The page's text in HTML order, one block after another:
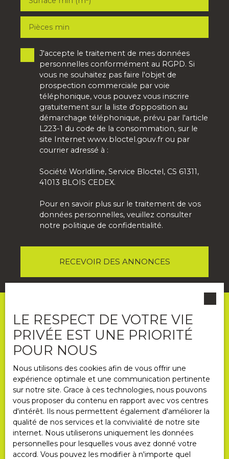
Pièces min
J'accepte le traitement de mes données
personnelles conformément au RGPD. Si
vous ne souhaitez pas faire l'objet de
prospection commerciale par voie
téléphonique, vous pouvez vous inscrire
gratuitement sur la liste d'opposition au
démarchage téléphonique, prévu par l'article
L223-1 du code de la consommation, sur le
site Internet www.bloctel.gouv.fr ou par
courrier adressé à :
Société Worldline, Service Bloctel, CS 61311,
41013 BLOIS CEDEX.
Pour en savoir plus sur le traitement de vos
données personnelles, veuillez consulter
notre politique de confidentialité.
RECEVOIR DES ANNONCES
Informations
Nos honoraires
Mentions légales
Politique de confidentialité
LE RESPECT DE VOTRE VIE
PRIVÉE EST UNE PRIORITÉ
POUR NOUS
Nous utilisons des cookies afin de vous offrir une
expérience optimale et une communication pertinente
sur notre site. Grace à ces technologies, nous pouvons
vous proposer du contenu en rapport avec vos centres
d'intérêt. Ils nous permettent également d'améliorer la
qualité de nos services et la convivialité de notre site
internet. Nous utiliserons uniquement les données
personnelles pour lesquelles vous avez donné votre
accord. Vous pouvez les modifier à n'importe quel